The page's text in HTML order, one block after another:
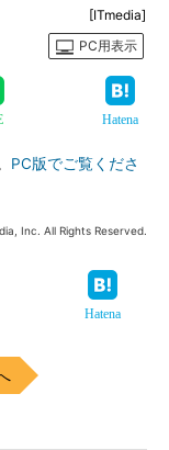
[ITmedia]
PC用表示
Hatena
PC版でご覧くださ
Inc. All Rights Reserved.
Hatena